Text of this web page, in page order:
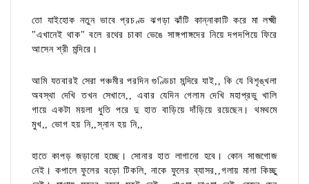
তো যাইহোক নতুন ভাবে প্রচণ্ড ঝগড়া ঝাঁটি কান্নাকাটি করে মা লক্ষ্মী
"এখানেই থাক" বলে রথের চাকা ভেঙে সাঙ্গপাঙ্গদের নিয়ে দপদপিয়ে ফিরে
আসেন শ্রী মন্দিরে।
আমি যতবারই সেরা পঞ্চমীর পরদিন গুণ্ডিচা মন্দিরে যাই,, কি যে বিশৃঙ্খলা
অবস্থা দেখি তখন সেখানে,, এবার যেদিন গেলাম দেখি মহাপ্রভু খালি
গায়ে একটা ময়লা ধুতি পরে দু হাত বাড়িয়ে দাঁড়িয়ে রয়েছেন। থমথমে
মুখ,, ভোগ হয় নি,,স্নান হয় নি,,
হাতে কাপড় জড়ানো হচ্ছে। সোনার হাত লাগানো হবে। কোন সাজগোজ
নেই। কপালে ফুলের বড়ো টিকলি, নাকে ফুলের ব্যাসর,,গলায় মালা কিচ্ছু